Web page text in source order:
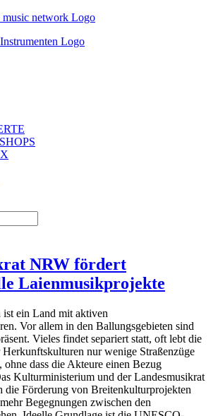
NRW fördert
Laienmusikprojekte
ein Land mit aktiven
Vor allem in den Ballungsgebieten sind
Vieles findet separiert statt, oft lebt die
nur wenige Straßenzüge
ohne dass die Akteure einen Bezug
Kulturministerium und der Landesmusikrat
die Förderung von Breitenkulturprojekten
Begegnungen zwischen den